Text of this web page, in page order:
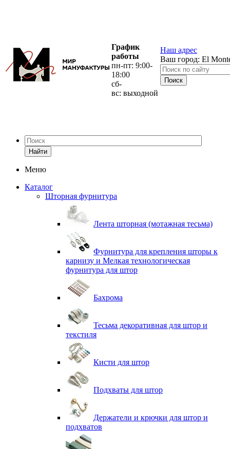
График
работы
пн-пт: 9:00-
18:00
сб-
вс: выходной
Наш адрес
Ваш город: El
Найти
Меню
Каталог
Шторная фурнитура
Лента шторная (мотажная тесьма)
Фурнитура для крепления шторы к
карнизу и Мелкая технологическая
фурнитура для штор
Бахрома
Тесьма декоративная для штор и
текстиля
Кисти для штор
Подхваты для штор
Держатели и крючки для штор и
подхватов